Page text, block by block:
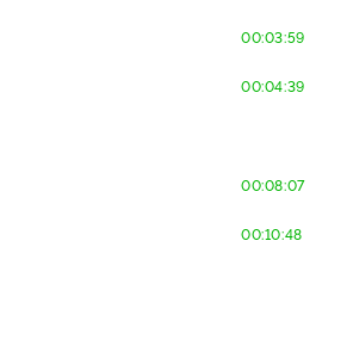
00:03:59
00:04:39
00:08:07
00:10:48